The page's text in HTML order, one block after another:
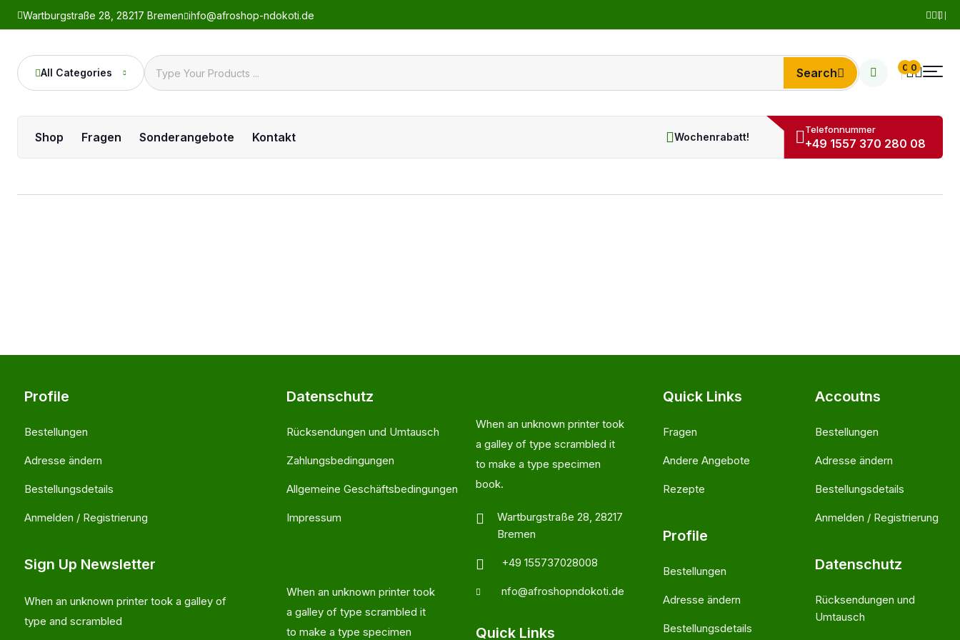
Wartburgstraße 28, 28217 Bremen info@afroshop-ndokoti.de
All Categories Search 0 0
Shop Fragen Sonderangebote Kontakt Wochenrabatt!
Telefonnummer
+49 1557 370 280 08
Profile
Bestellungen
Adresse ändern
Bestellungsdetails
Anmelden / Registrierung
Sign Up Newsletter
When an unknown printer took a galley of
type and scrambled
Datenschutz
Rücksendungen und Umtausch
Zahlungsbedingungen
Allgemeine Geschäftsbedingungen
Impressum
When an unknown printer took
a galley of type scrambled it
to make a type specimen
When an unknown printer took
a galley of type scrambled it
to make a type specimen
book.
Wartburgstraße 28, 28217
Bremen
+49 155737028008
nfo@afroshopndokoti.de
Quick Links
Quick Links
Fragen
Andere Angebote
Rezepte
Profile
Bestellungen
Adresse ändern
Bestellungsdetails
Accoutns
Bestellungen
Adresse ändern
Bestellungsdetails
Anmelden / Registrierung
Datenschutz
Rücksendungen und
Umtausch